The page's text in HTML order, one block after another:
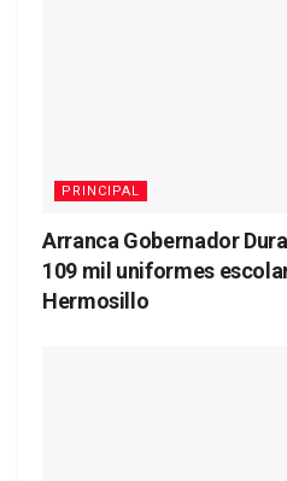
PRINCIPAL
Arranca Gobernador
109 mil uniformes
Hermosillo